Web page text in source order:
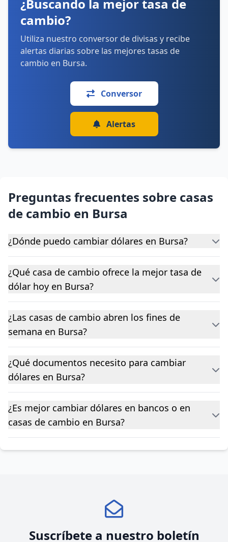
Cómo llegar Ver detalles
¿Buscando la mejor tasa de
cambio?
Utiliza nuestro conversor de divisas y recibe
alertas diarias sobre las mejores tasas de
cambio en Bursa.
Conversor
Alertas
Preguntas frecuentes sobre casas
de cambio en Bursa
¿Dónde puedo cambiar dólares en Bursa?
¿Qué casa de cambio ofrece la mejor tasa de
dólar hoy en Bursa?
¿Las casas de cambio abren los fines de
semana en Bursa?
¿Qué documentos necesito para cambiar
dólares en Bursa?
¿Es mejor cambiar dólares en bancos o en
casas de cambio en Bursa?
Suscríbete a nuestro boletín